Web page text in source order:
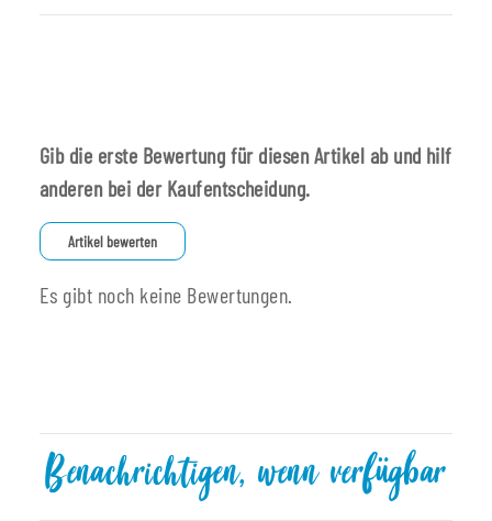
Gib die erste Bewertung für diesen Artikel ab und hilf
anderen bei der Kaufentscheidung.
Artikel bewerten
Es gibt noch keine Bewertungen.
Benachrichtigen, wenn verfügbar